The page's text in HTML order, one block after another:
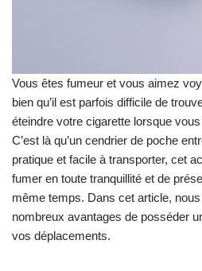
Vous êtes fumeur et vous aimez
bien qu’il est parfois difficile de
éteindre votre cigarette lorsque
C’est là qu’un cendrier de poche
pratique et facile à transporter, cet
fumer en toute tranquillité et de
même temps. Dans cet article,
nombreux avantages de posséder
vos déplacements.